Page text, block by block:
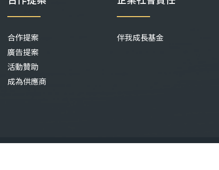
合作提案
廣告提案
活動贊助
成為供應商
伴我成長基金